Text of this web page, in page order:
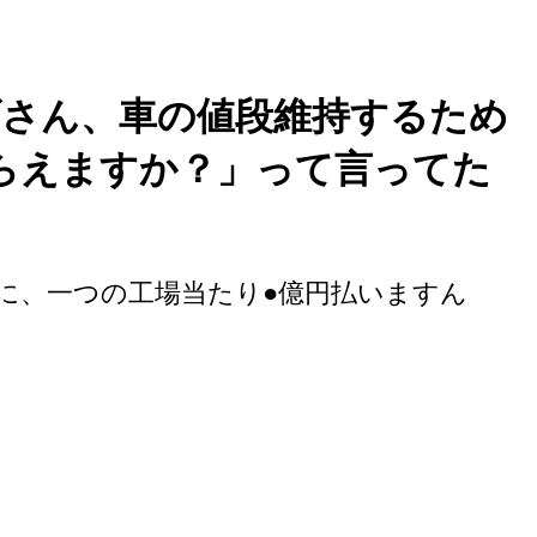
ん、車の値段維持するため
ますか？」って言ってた
、一つの工場当たり●億円払いますん